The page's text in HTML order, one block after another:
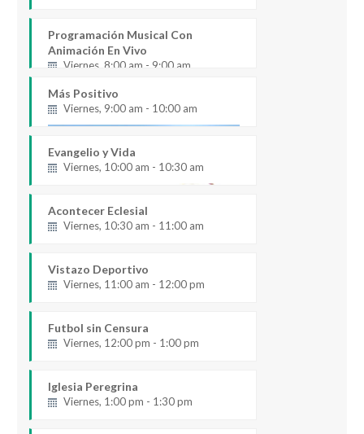
Programación Musical Con
Animación En Vivo
Viernes, 8:00 am - 9:00 am
Más Positivo
Viernes, 9:00 am - 10:00 am
Evangelio y Vida
Viernes, 10:00 am - 10:30 am
Acontecer Eclesial
Viernes, 10:30 am - 11:00 am
Vistazo Deportivo
Viernes, 11:00 am - 12:00 pm
Futbol sin Censura
Viernes, 12:00 pm - 1:00 pm
Iglesia Peregrina
Viernes, 1:00 pm - 1:30 pm